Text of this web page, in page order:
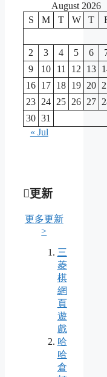
August 2026
S
M T W T
2
3 4 5 6
9
10 11 12 13
16 17 18 19 20
23 24 25 26 27
30 31
« Jul
更新
更多更新
>
三
菱
棋
網
頁
遊
戲
哈
哈
倉